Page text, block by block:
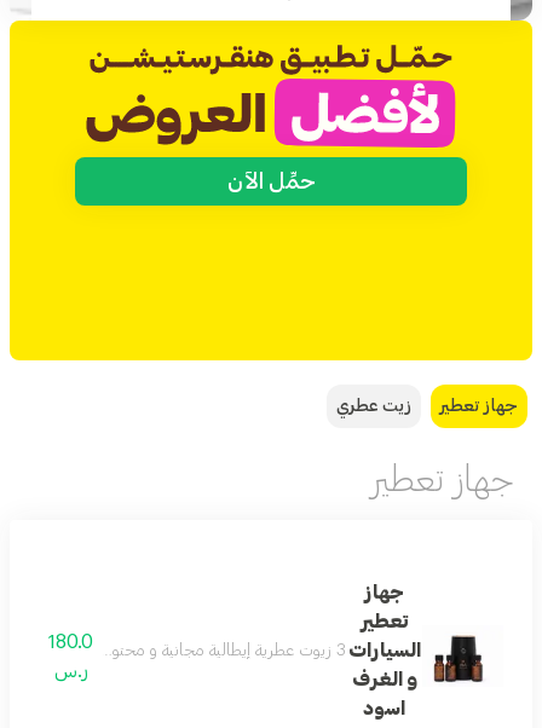
حمِّل الآن
جهاز تعطير زيت عطري
جهاز تعطير
جهاز
تعطير
السيارات
و الغرف
اسود
3 زيوت عطرية إيطالية مجانية و محتويات البكج جهاز التعطير و ثلاث علب زيوت عطرية سوفت و بيوتي و سبيشل و سلك شحن و دليل الاستخدام
180.0
ر.س